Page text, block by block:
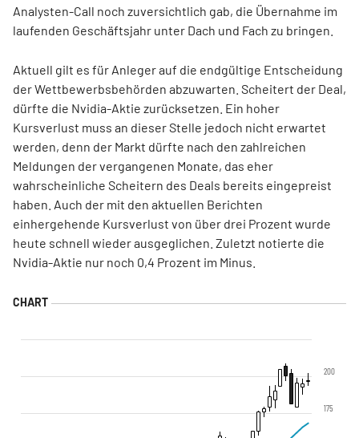
Analysten-Call noch zuversichtlich gab, die Übernahme im
laufenden Geschäftsjahr unter Dach und Fach zu bringen.
Aktuell gilt es für Anleger auf die endgültige Entscheidung
der Wettbewerbsbehörden abzuwarten. Scheitert der Deal,
dürfte die Nvidia-Aktie zurücksetzen. Ein hoher
Kursverlust muss an dieser Stelle jedoch nicht erwartet
werden, denn der Markt dürfte nach den zahlreichen
Meldungen der vergangenen Monate, das eher
wahrscheinliche Scheitern des Deals bereits eingepreist
haben. Auch der mit den aktuellen Berichten
einhergehende Kursverlust von über drei Prozent wurde
heute schnell wieder ausgeglichen. Zuletzt notierte die
Nvidia-Aktie nur noch 0,4 Prozent im Minus.
175
200